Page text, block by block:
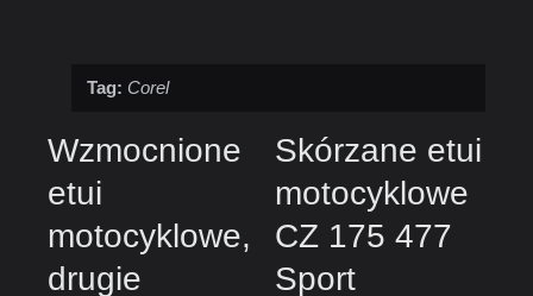
Tag: Corel
Wzmocnione
etui
motocyklowe,
drugie
Skórzane etui
motocyklowe
CZ 175 477
Sport